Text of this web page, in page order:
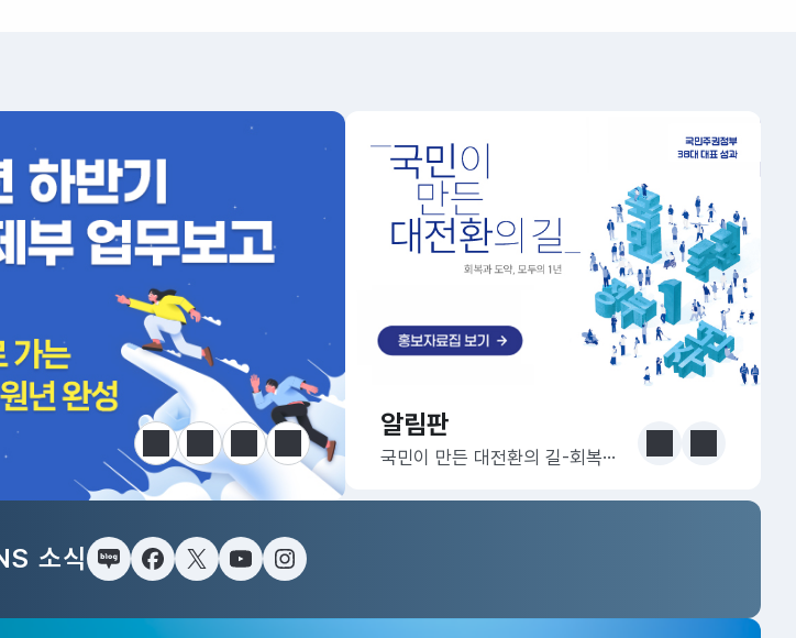
정지 이전 다음 한눈에 보는 정책 더보기
알림판
판
민 공급망 애로 핫라인 개설
알림판
국민이 만든 대전환의 길-회복과 도약, 모두의 1년 이전 다음
소식 블로그페이스북트위터(X)
유튜브인스타그램